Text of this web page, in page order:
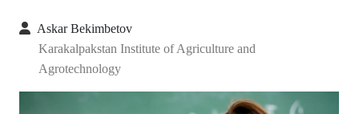
Askar Bekimbetov
Karakalpakstan Institute of Agriculture and
Agrotechnology